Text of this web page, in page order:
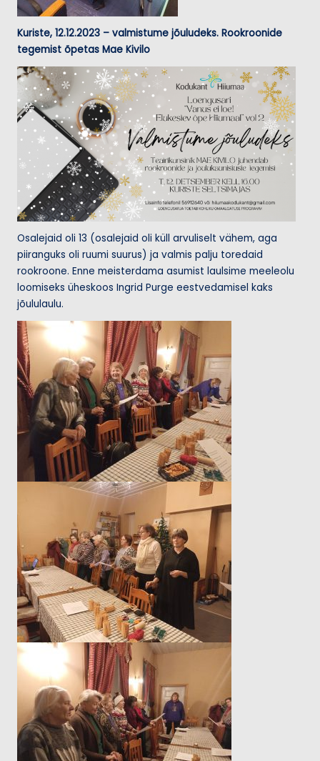
Kuriste, 12.12.2023 – valmistume jõuludeks. Rookroonide
tegemist õpetas Mae Kivilo
Osalejaid oli 13 (osalejaid oli küll arvuliselt vähem, aga
piiranguks oli ruumi suurus) ja valmis palju toredaid
rookroone. Enne meisterdama asumist laulsime meeleolu
loomiseks üheskoos Ingrid Purge eestvedamisel kaks
jõululaulu.